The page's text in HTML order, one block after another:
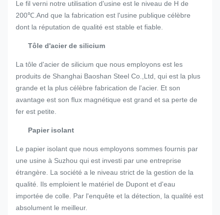
Le fil verni notre utilisation d'usine est le niveau de H de
200℃.And que la fabrication est l'usine publique célèbre
dont la réputation de qualité est stable et fiable.
Tôle d'acier de silicium
La tôle d'acier de silicium que nous employons est les
produits de Shanghai Baoshan Steel Co.,Ltd, qui est la plus
grande et la plus célèbre fabrication de l'acier. Et son
avantage est son flux magnétique est grand et sa perte de
fer est petite.
Papier isolant
Le papier isolant que nous employons sommes fournis par
une usine à Suzhou qui est investi par une entreprise
étrangère. La société a le niveau strict de la gestion de la
qualité. Ils emploient le matériel de Dupont et d'eau
importée de colle. Par l'enquête et la détection, la qualité est
absolument le meilleur.